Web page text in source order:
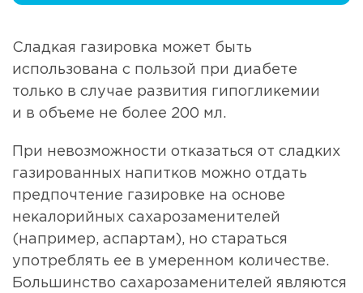
Сладкая газировка может быть
использована с пользой при диабете
только в случае развития гипогликемии
и в объеме не более 200 мл.
При невозможности отказаться от сладких
газированных напитков можно отдать
предпочтение газировке на основе
некалорийных сахарозаменителей
(например, аспартам), но стараться
употреблять ее в умеренном количестве.
Большинство сахарозаменителей являются